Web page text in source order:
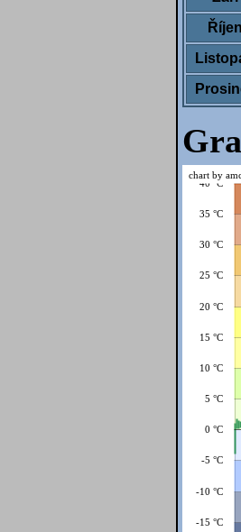
Říjen
-15 °C
-10 °C
-5 °C
0 °C
5 °C
10 °C
15 °C
20 °C
25 °C
30 °C
35 °C
40 °C
chart by